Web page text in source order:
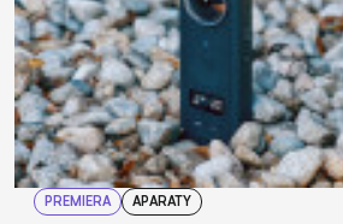
PREMIERA APARATY